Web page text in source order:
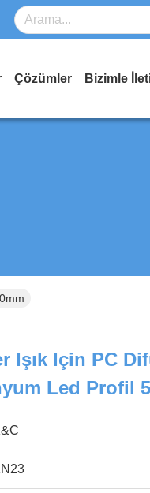
Çözümler Bizimle
Işık Için PC
Led Profil